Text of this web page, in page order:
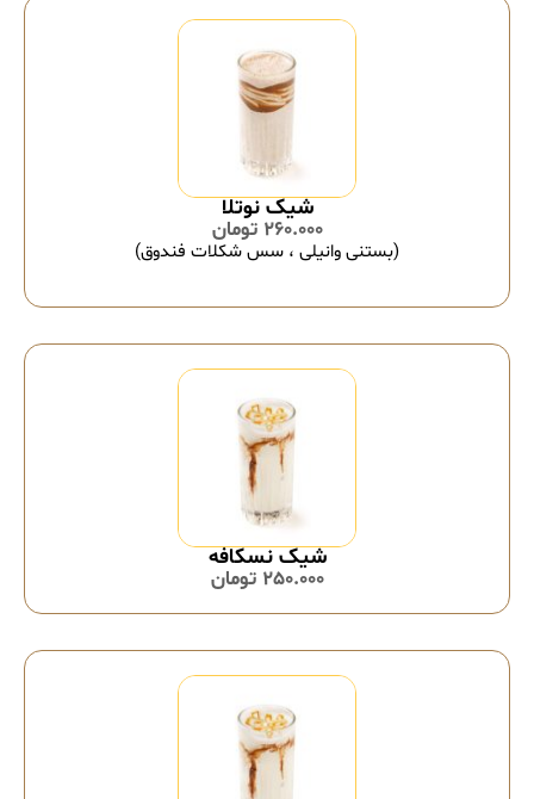
شیک نوتلا
260.000 تومان
(بستنی وانیلی ، سس شکلات فندوق)
شیک نسکافه
250.000 تومان